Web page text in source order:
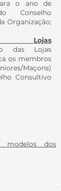
o ano de
Conselho
Organização;
Lojas
das Lojas
os membros
Maçons)
Consultivo
modelos dos